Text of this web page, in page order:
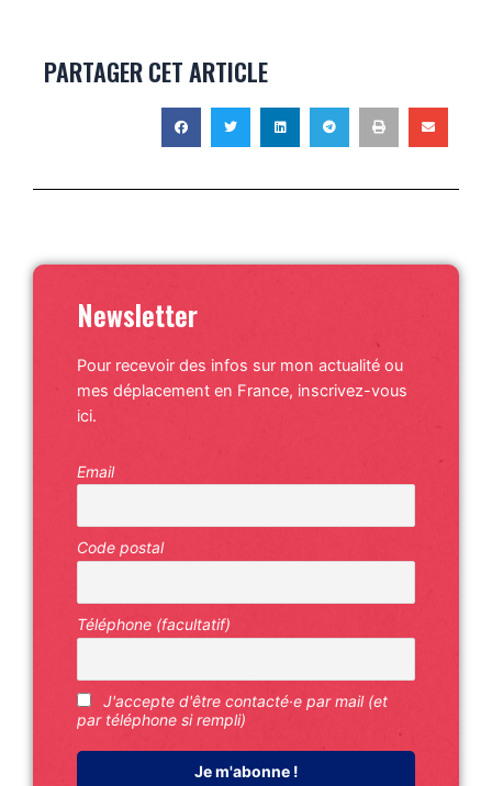
PARTAGER CET ARTICLE
Newsletter
Pour recevoir des infos sur mon actualité ou
mes déplacement en France, inscrivez-vous
ici.
Email
Code postal
Téléphone (facultatif)
J'accepte d'être contacté·e par mail (et
par téléphone si rempli)